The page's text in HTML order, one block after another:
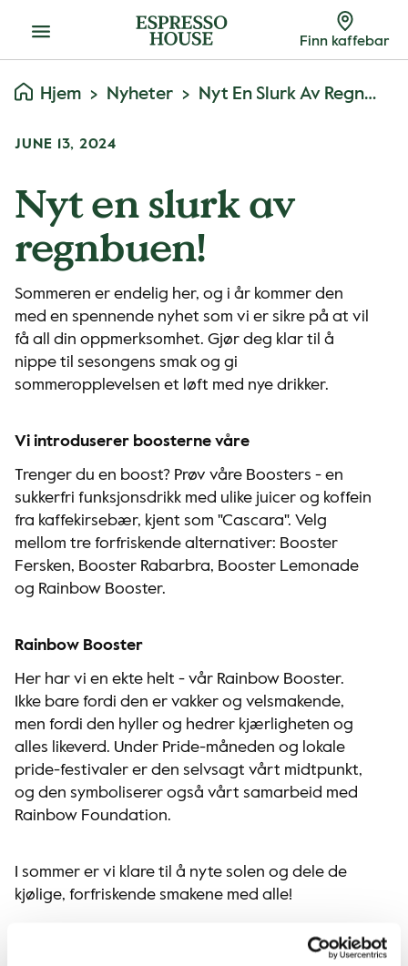
Meny Finn kaffebar
Hjem Nyheter Nyt En Slurk Av Regnbuen!
JUNE 13, 2024
Nyt en slurk av
regnbuen!
Sommeren er endelig her, og i år kommer den
med en spennende nyhet som vi er sikre på at vil
få all din oppmerksomhet. Gjør deg klar til å
nippe til sesongens smak og gi
sommeropplevelsen et løft med nye drikker.
Vi introduserer boosterne våre
Trenger du en boost? Prøv våre Boosters - en
sukkerfri funksjonsdrikk med ulike juicer og koffein
fra kaffekirsebær, kjent som "Cascara". Velg
mellom tre forfriskende alternativer: Booster
Fersken, Booster Rabarbra, Booster Lemonade
og Rainbow Booster.
Rainbow Booster
Her har vi en ekte helt - vår Rainbow Booster.
Ikke bare fordi den er vakker og velsmakende,
men fordi den hyller og hedrer kjærligheten og
alles likeverd. Under Pride-måneden og lokale
pride-festivaler er den selvsagt vårt midtpunkt,
og den symboliserer også vårt samarbeid med
Rainbow Foundation.
I sommer er vi klare til å nyte solen og dele de
kjølige, forfriskende smakene med alle!